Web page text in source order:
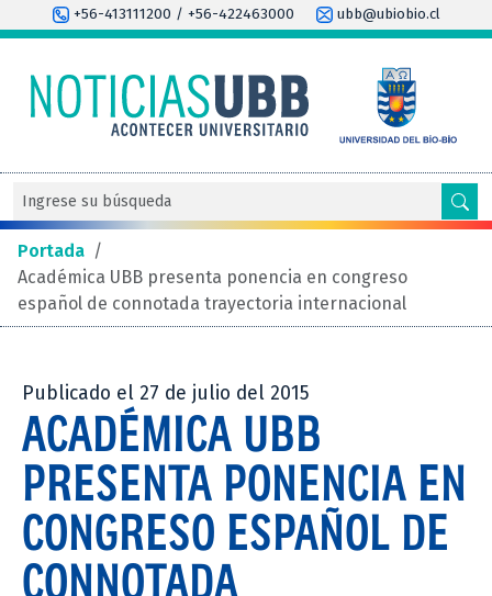
+56-413111200 / +56-422463000 ubb@ubiobio.cl
Portada /
Académica UBB presenta ponencia en congreso
español de connotada trayectoria internacional
Publicado el 27 de julio del 2015
ACADÉMICA UBB
PRESENTA PONENCIA EN
CONGRESO ESPAÑOL DE
CONNOTADA